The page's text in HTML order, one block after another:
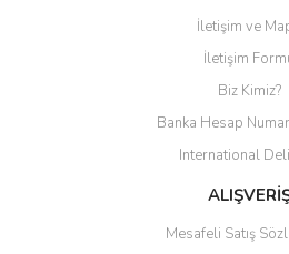
Yorum Yaz
İletişim ve
İletişim
Biz Kimiz?
Banka Hesap
International
Mesafeli Satış